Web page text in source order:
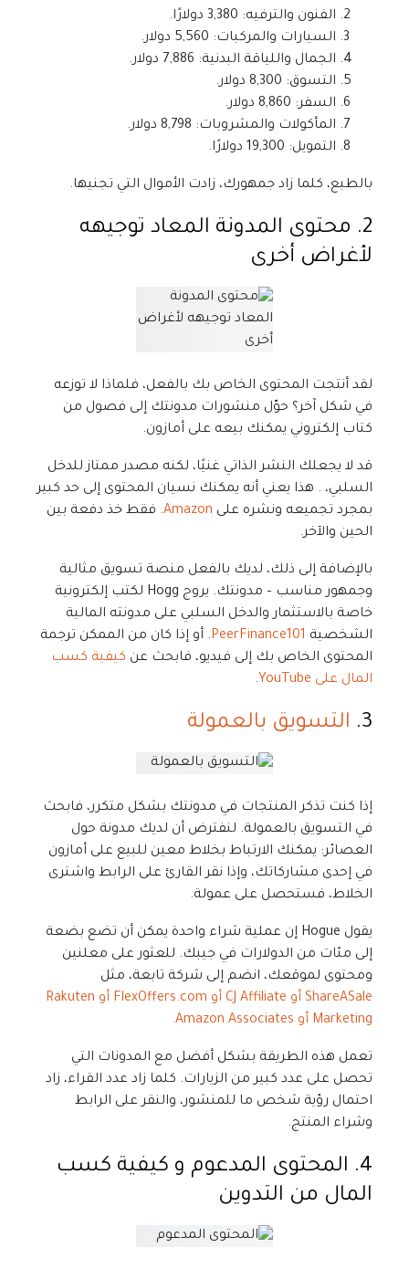
الفنون والترفيه: 3,380 دولارًا.
السيارات والمركبات: 5,560 دولار.
الجمال واللياقة البدنية: 7,886 دولار.
التسوق: 8,300 دولار.
السفر: 8,860 دولار.
المأكولات والمشروبات: 8,798 دولار.
التمويل: 19,300 دولارًا.
بالطبع، كلما زاد جمهورك، زادت الأموال التي تجنيها.
2. محتوى المدونة المعاد توجيهه
لأغراض أخرى
لقد أنتجت المحتوى الخاص بك بالفعل، فلماذا لا توزعه
في شكل آخر؟ حوّل منشورات مدونتك إلى فصول من
كتاب إلكتروني يمكنك بيعه على أمازون.
قد لا يجعلك النشر الذاتي غنيًا، لكنه مصدر ممتاز للدخل
السلبي، . هذا يعني أنه يمكنك نسيان المحتوى إلى حد كبير
بمجرد تجميعه ونشره على Amazon. فقط خذ دفعة بين
الحين والآخر.
بالإضافة إلى ذلك، لديك بالفعل منصة تسويق مثالية
وجمهور مناسب – مدونتك. يروج Hogg لكتب إلكترونية
خاصة بالاستثمار والدخل السلبي على مدونته المالية
الشخصية PeerFinance101. أو إذا كان من الممكن ترجمة
المحتوى الخاص بك إلى فيديو، فابحث عن كيفية كسب
المال على YouTube
.
3. التسويق بالعمولة
إذا كنت تذكر المنتجات في مدونتك بشكل متكرر، فابحث
في التسويق بالعمولة. لنفترض أن لديك مدونة حول
العصائر: يمكنك الارتباط بخلاط معين للبيع على أمازون
في إحدى مشاركاتك، وإذا نقر القارئ على الرابط واشترى
الخلاط، فستحصل على عمولة.
يقول Hogue إن عملية شراء واحدة يمكن أن تضع بضعة
إلى مئات من الدولارات في جيبك. للعثور على معلنين
ومحتوى لموقعك، انضم إلى شركة تابعة، مثل
ShareASale أو CJ Affiliate أو FlexOffers.com أو Rakuten
Marketing أو Amazon Associates.
تعمل هذه الطريقة بشكل أفضل مع المدونات التي
تحصل على عدد كبير من الزيارات. كلما زاد عدد القراء، زاد
احتمال رؤية شخص ما للمنشور، والنقر على الرابط
وشراء المنتج.
4. المحتوى المدعوم و كيفية كسب
المال من التدوين